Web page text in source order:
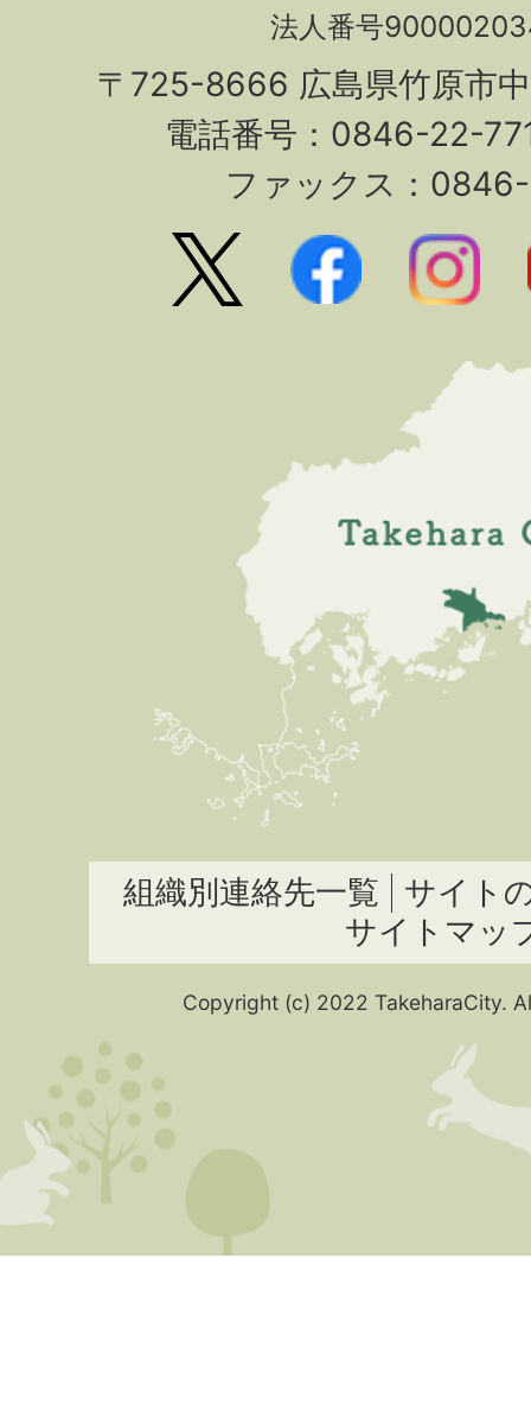
法人番号
〒725-8666 広島県竹原市
電話番号：0846-22-
ファックス：
組織別連絡先一覧
サイト
サイトマッ
Copyright (c) 2022 TakeharaCity.